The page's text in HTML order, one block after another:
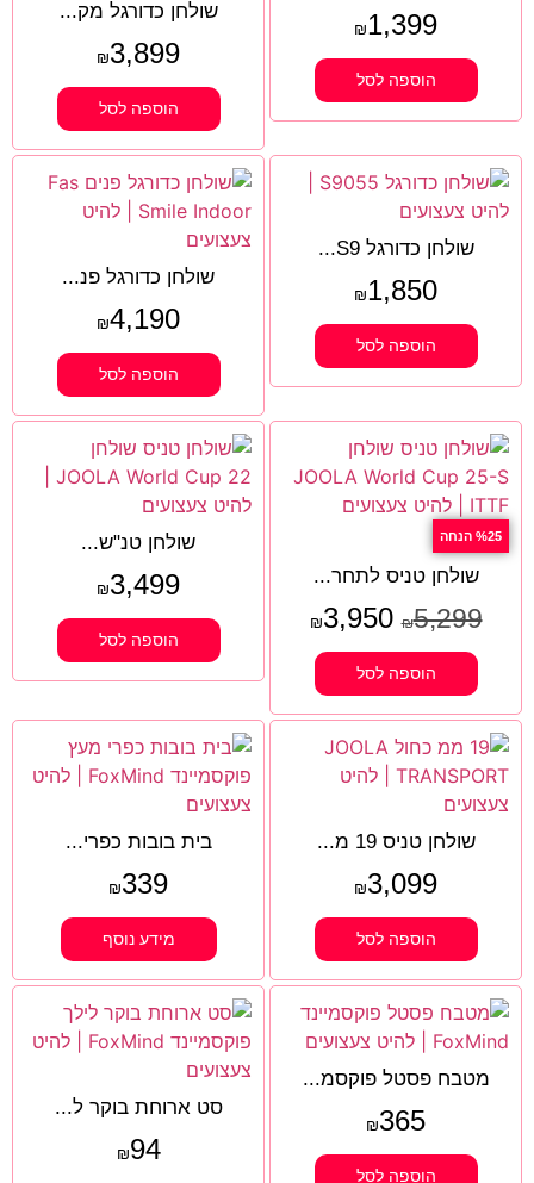
₪1,399
הוספה לסל
שולחן כדורגל מק...
₪3,899
הוספה לסל
שולחן כדורגל S9...
₪1,850
הוספה לסל
שולחן כדורגל פנ...
₪4,190
הוספה לסל
%25 הנחה
שולחן טניס לתחר...
₪5,299
₪3,950
הוספה לסל
שולחן טנ"ש...
₪3,499
הוספה לסל
שולחן טניס 19 מ...
₪3,099
הוספה לסל
בית בובות כפרי...
₪339
מידע נוסף
מטבח פסטל פוקסמ...
₪365
הוספה לסל
סט ארוחת בוקר ל...
₪94